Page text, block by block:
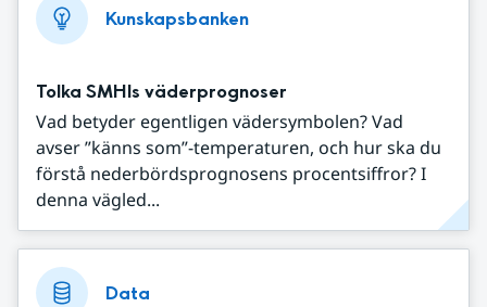
Kunskapsbanken
Tolka SMHIs väderprognoser
Vad betyder egentligen vädersymbolen? Vad
avser ”känns som”-temperaturen, och hur ska du
förstå nederbördsprognosens procentsiffror? I
denna vägled...
Data